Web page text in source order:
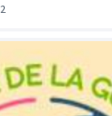
2